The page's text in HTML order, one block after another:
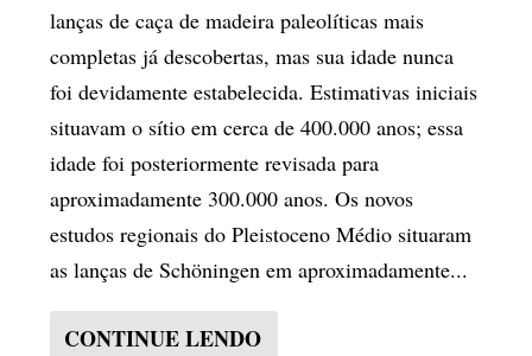
lanças de caça de madeira paleolíticas mais
completas já descobertas, mas sua idade nunca
foi devidamente estabelecida. Estimativas iniciais
situavam o sítio em cerca de 400.000 anos; essa
idade foi posteriormente revisada para
aproximadamente 300.000 anos. Os novos
estudos regionais do Pleistoceno Médio situaram
as lanças de Schöningen em aproximadamente...
CONTINUE LENDO